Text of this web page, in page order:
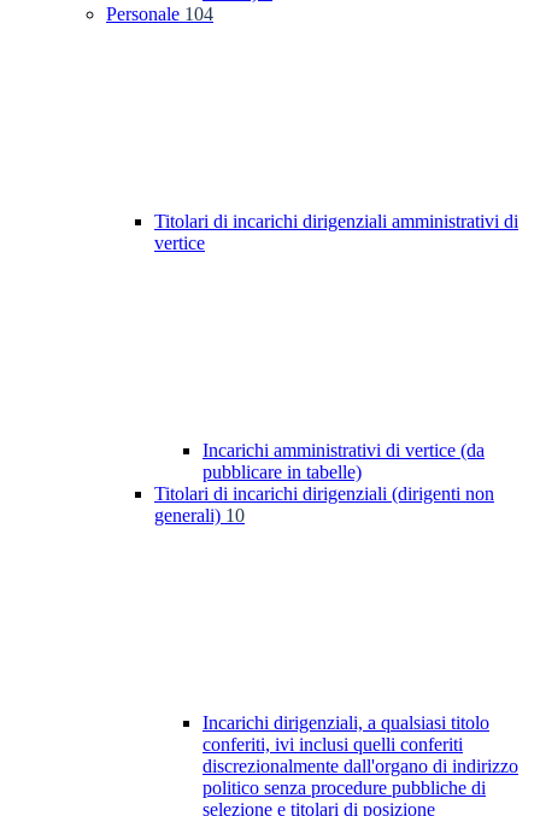
Personale 104
Titolari di incarichi dirigenziali amministrativi di
vertice
Incarichi amministrativi di vertice (da
pubblicare in tabelle)
Titolari di incarichi dirigenziali (dirigenti non
generali) 10
Incarichi dirigenziali, a qualsiasi titolo
conferiti, ivi inclusi quelli conferiti
discrezionalmente dall'organo di indirizzo
politico senza procedure pubbliche di
selezione e titolari di posizione